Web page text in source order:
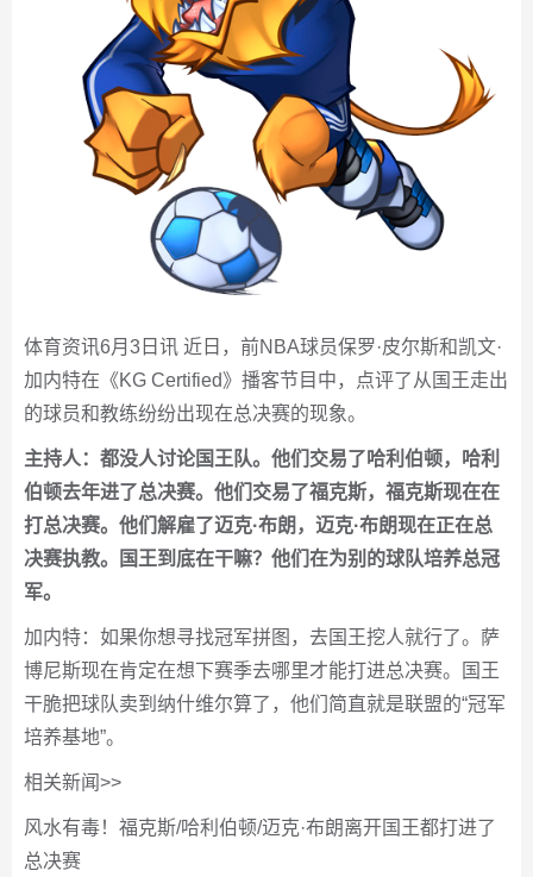
体育资讯6月3日讯 近日，前NBA球员保罗·皮尔斯和凯文·
加内特在《KG Certified》播客节目中，点评了从国王走出
的球员和教练纷纷出现在总决赛的现象。
主持人：都没人讨论国王队。他们交易了哈利伯顿，哈利
伯顿去年进了总决赛。他们交易了福克斯，福克斯现在在
打总决赛。他们解雇了迈克·布朗，迈克·布朗现在正在总
决赛执教。国王到底在干嘛？他们在为别的球队培养总冠
军。
加内特：如果你想寻找冠军拼图，去国王挖人就行了。萨
博尼斯现在肯定在想下赛季去哪里才能打进总决赛。国王
干脆把球队卖到纳什维尔算了，他们简直就是联盟的“冠军
培养基地”。
相关新闻>>
风水有毒！福克斯/哈利伯顿/迈克·布朗离开国王都打进了
总决赛